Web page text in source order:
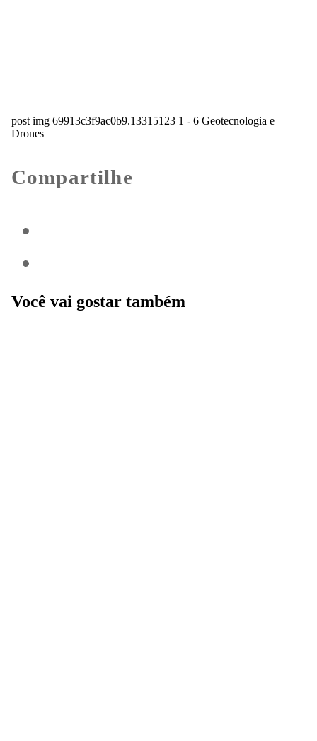
post img 69913c3f9ac0b9.13315123 1 - 6 Geotecnologia e
Drones
Compartilhe
Você vai gostar também